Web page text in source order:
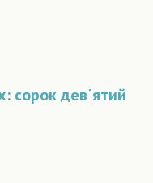
сорок дев´ятий